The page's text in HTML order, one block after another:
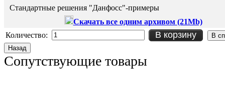
Стандартные решения "Данфосс"-примеры
Скачать все одним архивом (21Mb)
Количество:
В корзину
Сопутствующие товары